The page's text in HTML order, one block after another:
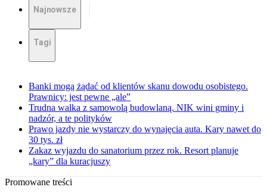
Najnowsze
Tagi
Banki mogą żądać od klientów skanu dowodu osobistego.
Prawnicy: jest pewne „ale”
Trudna walka z samowolą budowlaną. NIK wini gminy i
nadzór, a te polityków
Prawo jazdy nie wystarczy do wynajęcia auta. Kary nawet do
30 tys. zł
Zakaz wyjazdu do sanatorium przez rok. Resort planuje
„kary” dla kuracjuszy
Promowane treści